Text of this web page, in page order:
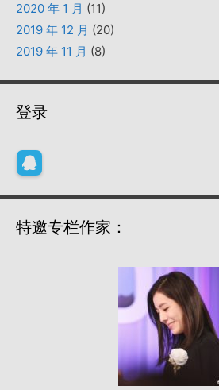
2020 年 1 月 (11)
2019 年 12 月 (20)
2019 年 11 月 (8)
登录
特邀专栏作家：